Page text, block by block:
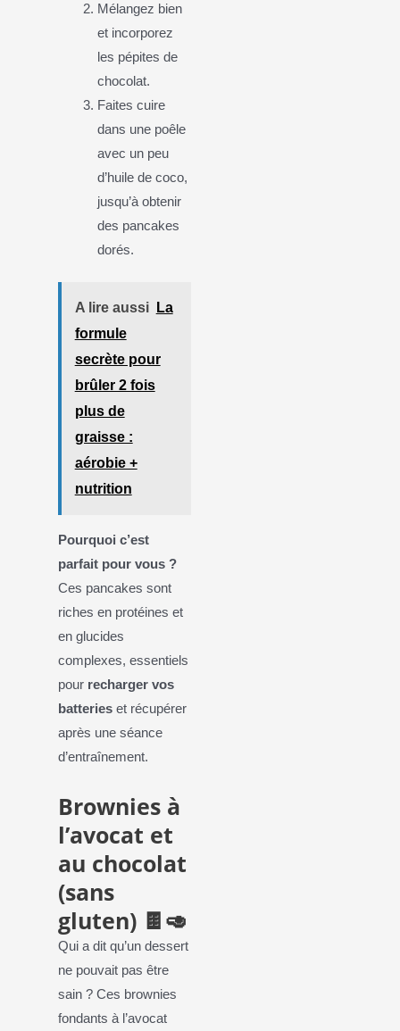
Mélangez bien
et incorporez
les pépites de
chocolat.
Faites cuire
dans une poêle
avec un peu
d’huile de coco,
jusqu’à obtenir
des pancakes
dorés.
A lire aussi
La
formule
secrète pour
brûler 2 fois
plus de
graisse :
aérobie +
nutrition
Pourquoi c’est
parfait pour vous ?
Ces pancakes sont
riches en protéines et
en glucides
complexes, essentiels
pour recharger vos
batteries et récupérer
après une séance
d’entraînement.
Brownies à
l’avocat et
au chocolat
(sans
gluten) 🍫🥑
Qui a dit qu’un dessert
ne pouvait pas être
sain ? Ces brownies
fondants à l’avocat